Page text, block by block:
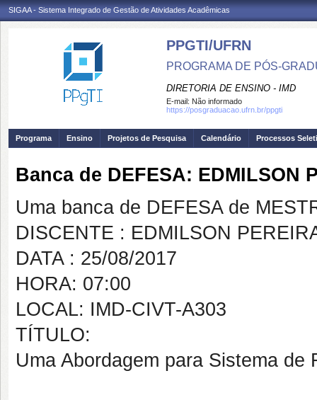
SIGAA - Sistema Integrado de Gestão de Atividades Acadêmicas
PPGTI/UFRN
PROGRAMA DE PÓS-
DIRETORIA DE ENSINO - IMD
E-mail: Não informado
https://posgraduacao.ufrn.br/ppgti
Programa Ensino Projetos de Pesquisa Calendário Processos
Banca de DEFESA: EDMILSON
Uma banca de DEFESA de
DISCENTE : EDMILSON
DATA : 25/08/2017
HORA: 07:00
LOCAL: IMD-CIVT-A303
TÍTULO:
Uma Abordagem para Sistema